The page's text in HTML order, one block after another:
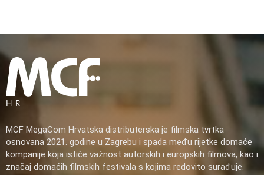
MCF MegaCom Hrvatska distributerska je filmska tvrtka
osnovana 2021. godine u Zagrebu i spada među rijetke domaće
kompanije koja ističe važnost autorskih i europskih filmova, kao i
značaj domaćih filmskih festivala s kojima redovito surađuje.